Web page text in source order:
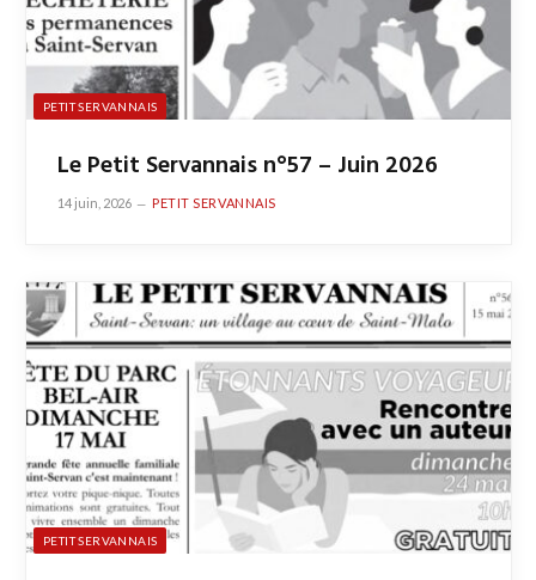
PETIT SERVANNAIS
Le Petit Servannais n°57 – Juin 2026
14 juin, 2026 PETIT SERVANNAIS
PETIT SERVANNAIS